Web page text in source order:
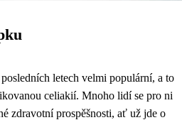
letech velmi populární, a to
celiakií. Mnoho lidí se pro ni
zdravotní prospěšnosti, ať už jde o